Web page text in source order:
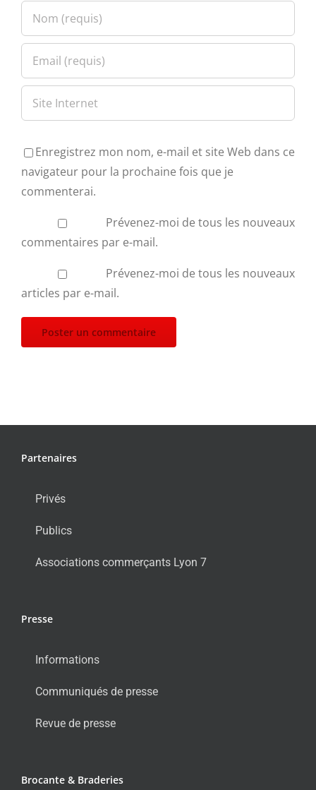
Enregistrez mon nom, e-mail et site Web dans ce
navigateur pour la prochaine fois que je
commenterai.
Prévenez-moi de tous les nouveaux
commentaires par e-mail.
Prévenez-moi de tous les nouveaux
articles par e-mail.
Partenaires
Privés
Publics
Associations commerçants Lyon 7
Presse
Informations
Communiqués de presse
Revue de presse
Brocante & Braderies